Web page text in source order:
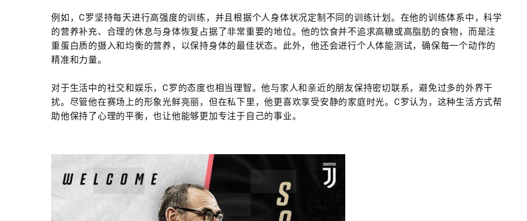
例如，C罗坚持每天进行高强度的训练，并且根据个人身体状况定制不同的训练计划。在他的训练体系中，科学
的营养补充、合理的休息与身体恢复占据了非常重要的地位。他的饮食并不追求高糖或高脂肪的食物，而是注
重蛋白质的摄入和均衡的营养，以保持身体的最佳状态。此外，他还会进行个人体能测试，确保每一个动作的
精准和力量。
对于生活中的社交和娱乐，C罗的态度也相当理智。他与家人和亲近的朋友保持密切联系，避免过多的外界干
扰。尽管他在赛场上的形象光鲜亮丽，但在私下里，他更喜欢享受安静的家庭时光。C罗认为，这种生活方式帮
助他保持了心理的平衡，也让他能够更加专注于自己的事业。